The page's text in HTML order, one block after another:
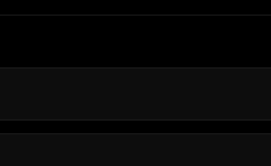
de padrões. Estes jogos